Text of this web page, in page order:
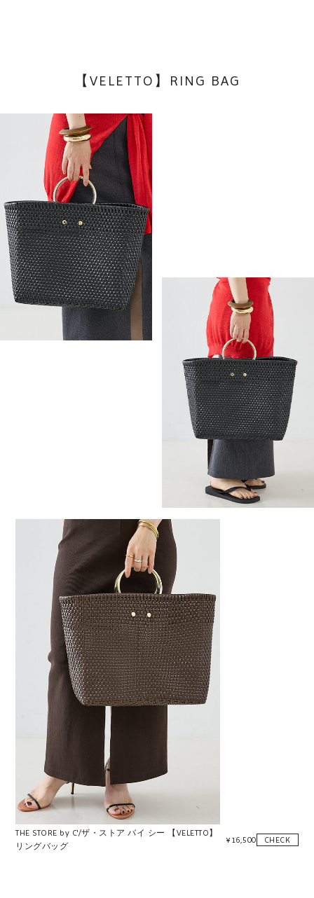
【VELETTO】RING BAG
THE STORE by C'/ザ・ストア バイ シー 【VELETTO】
リングバッグ
¥ 16,500 CHECK